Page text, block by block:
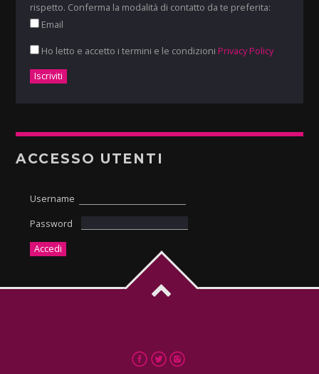
rispetto. Conferma la modalità di contatto da te preferita:
Email
Ho letto e accetto i termini e le condizioni Privacy Policy
ACCESSO UTENTI
Username
Password